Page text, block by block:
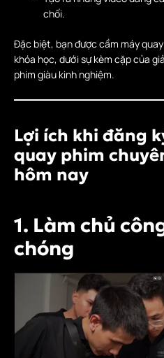
chối.
Đặc biệt, bạn được cầm máy
khóa học, dưới sự kèm cặp của
phim giàu kinh nghiệm.
Lợi ích khi đăng
quay phim
hôm nay
1. Làm chủ
chóng